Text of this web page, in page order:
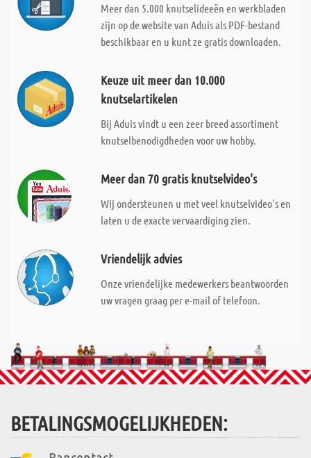
Meer dan 5.000 knutselideeën en werkbladen
zijn op de website van Aduis als PDF-bestand
beschikbaar en u kunt ze gratis downloaden.
Keuze uit meer dan 10.000
knutselartikelen
Bij Aduis vindt u een zeer breed assortiment
knutselbenodigdheden voor uw hobby.
Meer dan 70 gratis knutselvideo's
Wij ondersteunen u met veel knutselvideo's en
laten u de exacte vervaardiging zien.
Vriendelijk advies
Onze vriendelijke medewerkers beantwoorden
uw vragen graag per e-mail of telefoon.
BETALINGSMOGELIJKHEDEN: